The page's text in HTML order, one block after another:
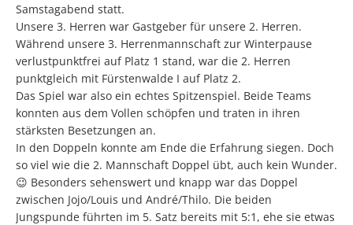
Samstagabend statt.
Unsere 3. Herren war Gastgeber für unsere 2. Herren.
Während unsere 3. Herrenmannschaft zur Winterpause
verlustpunktfrei auf Platz 1 stand, war die 2. Herren
punktgleich mit Fürstenwalde I auf Platz 2.
Das Spiel war also ein echtes Spitzenspiel. Beide Teams
konnten aus dem Vollen schöpfen und traten in ihren
stärksten Besetzungen an.
In den Doppeln konnte am Ende die Erfahrung siegen. Doch
so viel wie die 2. Mannschaft Doppel übt, auch kein Wunder.
😉 Besonders sehenswert und knapp war das Doppel
zwischen Jojo/Louis und André/Thilo. Die beiden
Jungspunde führten im 5. Satz bereits mit 5:1, ehe sie etwas